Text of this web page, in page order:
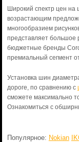
Широкий спектр цен на
возрастающим
многообразием
представляет большое
бюджетные бренды
премиальный сегмент
Установка шин
дороге, по сравнению с
сможете максимально
Ознакомиться с
Популярное: Nokian